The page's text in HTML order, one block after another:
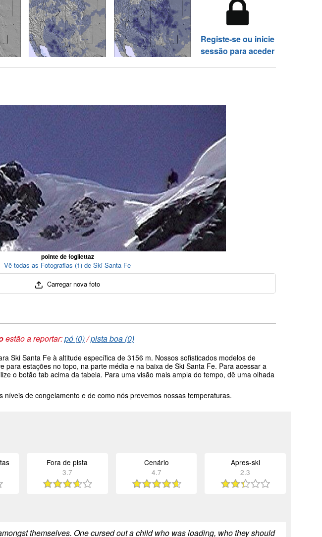
Registe-se ou inicie
sessão para aceder
pointe de fogliettaz
Vê todas as Fotografias (1) de Ski Santa Fe
Carregar nova foto
estão a reportar:pó (0)/pista boa (0)
Ski Santa Fe à altitude específica de 3156 m. Nossos sofisticados modelos de
para estações no topo, na parte média e na baixa de Ski Santa Fe. Para acessar a
o botão tab acima da tabela. Para uma visão mais ampla do tempo, dê uma olhada
níveis de congelamento e de como nós prevemos nossas temperaturas.
Fora de pista
3.7
Cenário
4.7
Apres-ski
2.3
themselves. One cursed out a child who was loading, who they should